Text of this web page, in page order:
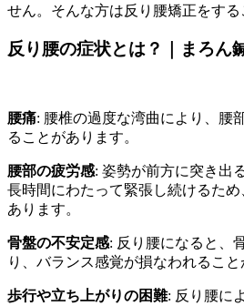
せん。そんな方は反り腰矯正をする
反り腰の症状とは？｜まろん
腰痛: 腰椎の過度な湾曲により、腰
ることがあります。
腰部の疲労感: 姿勢が前方に突き出
長時間にわたって緊張し続けるた
あります。
骨盤の不安定感: 反り腰になると、
り、バランス感覚が損なわれること
歩行や立ち上がりの困難: 反り腰に